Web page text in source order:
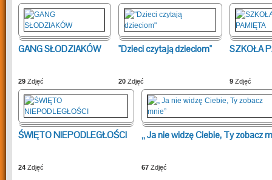
GANG SŁODZIAKÓW
29 Zdjęć
"Dzieci czytają dzieciom"
20 Zdjęć
SZKOŁA
9 Zdjęć
ŚWIĘTO NIEPODLEGŁOŚCI
24 Zdjęć
„ Ja nie widzę Ciebie, Ty zobacz
67 Zdjęć